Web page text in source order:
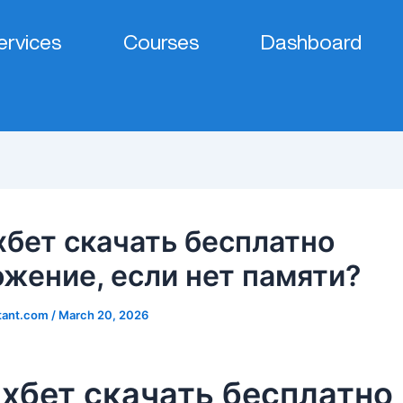
Courses Dashboard
скачать бесплатно
если нет памяти?
/ March 20, 2026
скачать бесплатно